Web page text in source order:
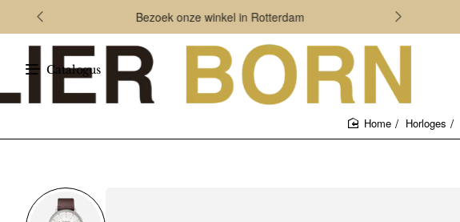
Bezoek onze winkel in Rotterdam
Catalogus
Horloges